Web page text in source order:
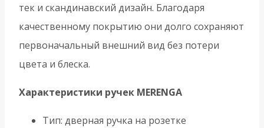
тек и скандинавский дизайн. Благодаря
качественному покрытию они долго сохраняют
первоначальный внешний вид без потери
цвета и блеска.
Характеристики ручек MERENGA
Тип: дверная ручка на розетке